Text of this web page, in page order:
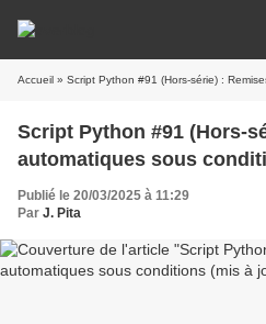
Accueil » Script Python #91 (Hors-série) : Remises
Script Python #91 (Hors-
automatiques sous
Publié le 20/03/2025 à 11:29
Par J. Pita